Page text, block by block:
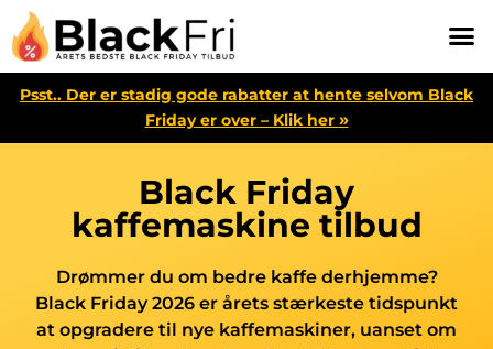
Psst.. Der er stadig gode rabatter at hente selvom Black
Friday er over – Klik her »
Black Friday
kaffemaskine tilbud
Drømmer du om bedre kaffe derhjemme?
Black Friday 2026 er årets stærkeste tidspunkt
at opgradere til nye kaffemaskiner, uanset om